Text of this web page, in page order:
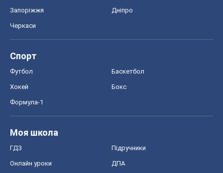
Запоріжжя Дніпро
Черкаси
Спорт
Футбол Баскетбол
Хокей Бокс
Формула-1
Моя школа
ГДЗ Підручники
Онлайн уроки ДПА